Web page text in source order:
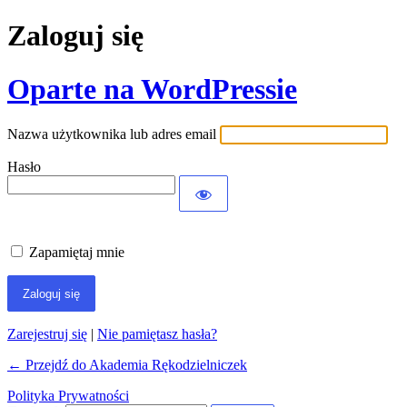
Zaloguj się
Oparte na WordPressie
Nazwa użytkownika lub adres email
Hasło
Zapamiętaj mnie
Zarejestruj się | Nie pamiętasz hasła?
← Przejdź do Akademia Rękodzielniczek
Polityka Prywatności